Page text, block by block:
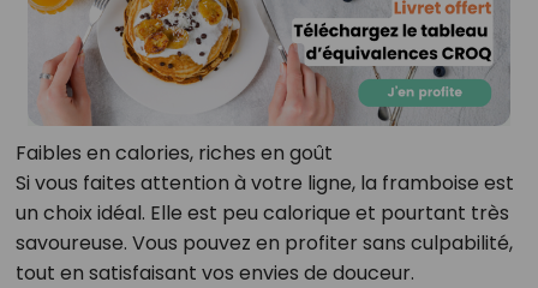
Faibles en calories, riches en goût
Si vous faites attention à votre ligne, la framboise est
un choix idéal. Elle est peu calorique et pourtant très
savoureuse. Vous pouvez en profiter sans culpabilité,
tout en satisfaisant vos envies de douceur.